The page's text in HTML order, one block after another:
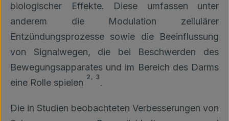
biologischer Effekte. Diese umfassen unter
anderem die Modulation zellulärer
Entzündungsprozesse sowie die Beeinflussung
von Signalwegen, die bei Beschwerden des
Bewegungsapparates und im Bereich des Darms
eine Rolle spielen
2, 3
.
Die in Studien beobachteten Verbesserungen von